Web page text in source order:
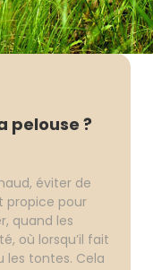
pelouse ?
éviter de
propice pour
quand les
où lorsqu’il fait
les tontes. Cela